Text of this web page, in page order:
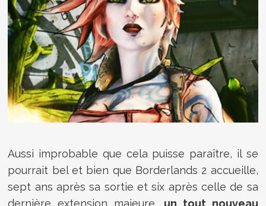
Aussi improbable que cela puisse paraître, il se
pourrait bel et bien que Borderlands 2 accueille,
sept ans après sa sortie et six après celle de sa
dernière extension majeure, un tout nouveau